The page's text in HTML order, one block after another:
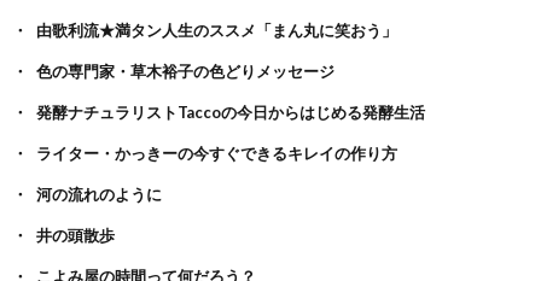
由歌利流★満タン人生のススメ「まん丸に笑おう」
色の専門家・草木裕子の色どりメッセージ
発酵ナチュラリストTaccoの今日からはじめる発酵生活
ライター・かっきーの今すぐできるキレイの作り方
河の流れのように
井の頭散歩
こよみ屋の時間って何だろう？